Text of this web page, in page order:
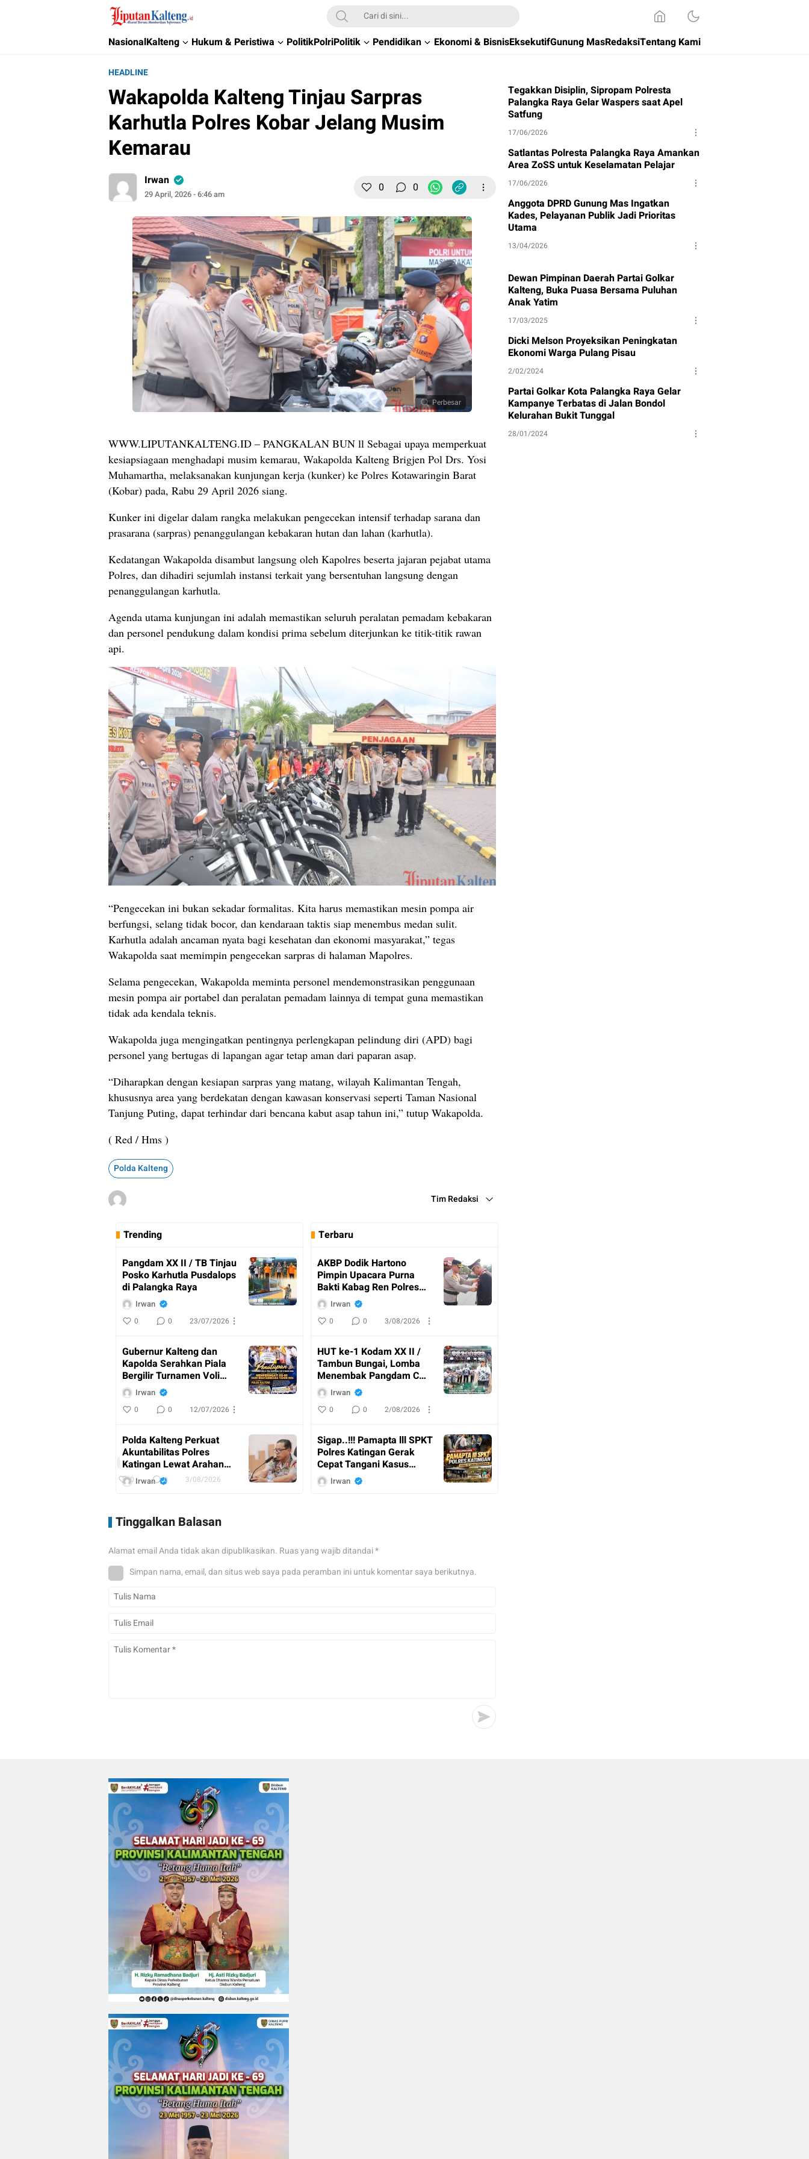
Liputan Kalteng
Akurat, Terpercaya & Independent
NasionalKalteng Hukum & Peristiwa PolitikPolriPolitik Pendidikan Ekonomi & BisnisEksekutifGunung MasRedaksiTentang Kami
HEADLINE
Wakapolda Kalteng Tinjau Sarpras
Karhutla Polres Kobar Jelang Musim
Kemarau
Irwan
29 April, 2026 - 6:46 am 0 0
Perbesar
WWW.LIPUTANKALTENG.ID – PANGKALAN BUN ll Sebagai upaya memperkuat
kesiapsiagaan menghadapi musim kemarau, Wakapolda Kalteng Brigjen Pol Drs. Yosi
Muhamartha, melaksanakan kunjungan kerja (kunker) ke Polres Kotawaringin Barat
(Kobar) pada, Rabu 29 April 2026 siang.
Kunker ini digelar dalam rangka melakukan pengecekan intensif terhadap sarana dan
prasarana (sarpras) penanggulangan kebakaran hutan dan lahan (karhutla).
Kedatangan Wakapolda disambut langsung oleh Kapolres beserta jajaran pejabat utama
Polres, dan dihadiri sejumlah instansi terkait yang bersentuhan langsung dengan
penanggulangan karhutla.
Agenda utama kunjungan ini adalah memastikan seluruh peralatan pemadam kebakaran
dan personel pendukung dalam kondisi prima sebelum diterjunkan ke titik-titik rawan
api.
“Pengecekan ini bukan sekadar formalitas. Kita harus memastikan mesin pompa air
berfungsi, selang tidak bocor, dan kendaraan taktis siap menembus medan sulit.
Karhutla adalah ancaman nyata bagi kesehatan dan ekonomi masyarakat,” tegas
Wakapolda saat memimpin pengecekan sarpras di halaman Mapolres.
Selama pengecekan, Wakapolda meminta personel mendemonstrasikan penggunaan
mesin pompa air portabel dan peralatan pemadam lainnya di tempat guna memastikan
tidak ada kendala teknis.
Wakapolda juga mengingatkan pentingnya perlengkapan pelindung diri (APD) bagi
personel yang bertugas di lapangan agar tetap aman dari paparan asap.
“Diharapkan dengan kesiapan sarpras yang matang, wilayah Kalimantan Tengah,
khususnya area yang berdekatan dengan kawasan konservasi seperti Taman Nasional
Tanjung Puting, dapat terhindar dari bencana kabut asap tahun ini,” tutup Wakapolda.
( Red / Hms )
Polda Kalteng
Tim Redaksi
AKBP
Hartono
Pimpin
Upacara
Purna
Ren
Katingan
I
r
w
a
0 0 3/08/2026
Trending
Pangdam XX II / TB Tinjau
Posko Karhutla Pusdalops
di Palangka Raya
Irwan
0 0 23/07/2026
Gubernur Kalteng dan
Kapolda Serahkan Piala
Bergilir Turnamen Voli
Kapolda Cup
Irwan
0 0 12/07/2026
Polda Kalteng Perkuat
Akuntabilitas Polres
Katingan Lewat Arahan
Irwasda
Irwan
Pj Sekda Kalteng
Rehabilitasi Napza “Isen
Mulang Akademi”
Irwan
Berawal dari Informasi
Warga, Pengedar Sabu di
Terbaru
AKBP Dodik Hartono
Pimpin Upacara Purna
Bakti Kabag Ren Polres
Katingan
Irwan
0 0 3/08/2026
HUT ke-1 Kodam XX II /
Tambun Bungai, Lomba
Menembak Pangdam Cup
Resmi Ditutup
Irwan
0 0 2/08/2026
Sigap..!!! Pamapta lll SPKT
Polres Katingan Gerak
Cepat Tangani Kasus
Penganiayaan
Irwan
Menkopolkam RI Kunker
ke Kalimantan Tengah
Irwan
Tinggalkan Balasan
Alamat email Anda tidak akan dipublikasikan. Ruas yang wajib ditandai*
Simpan nama, email, dan situs web saya pada peramban ini untuk komentar saya berikutnya.
Tegakkan Disiplin, Sipropam Polresta
Palangka Raya Gelar Waspers saat Apel
Satfung
17/06/2026
Satlantas Polresta Palangka Raya Amankan
Area ZoSS untuk Keselamatan Pelajar
17/06/2026
Anggota DPRD Gunung Mas Ingatkan
Kades, Pelayanan Publik Jadi Prioritas
Utama
13/04/2026
Dewan Pimpinan Daerah Partai Golkar
Kalteng, Buka Puasa Bersama Puluhan
Anak Yatim
17/03/2025
Dicki Melson Proyeksikan Peningkatan
Ekonomi Warga Pulang Pisau
2/02/2024
Partai Golkar Kota Palangka Raya Gelar
Kampanye Terbatas di Jalan Bondol
Kelurahan Bukit Tunggal
28/01/2024